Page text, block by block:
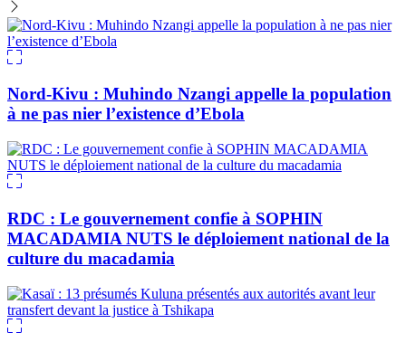
Nord-Kivu : Muhindo Nzangi appelle la population
à ne pas nier l’existence d’Ebola
RDC : Le gouvernement confie à SOPHIN
MACADAMIA NUTS le déploiement national de la
culture du macadamia